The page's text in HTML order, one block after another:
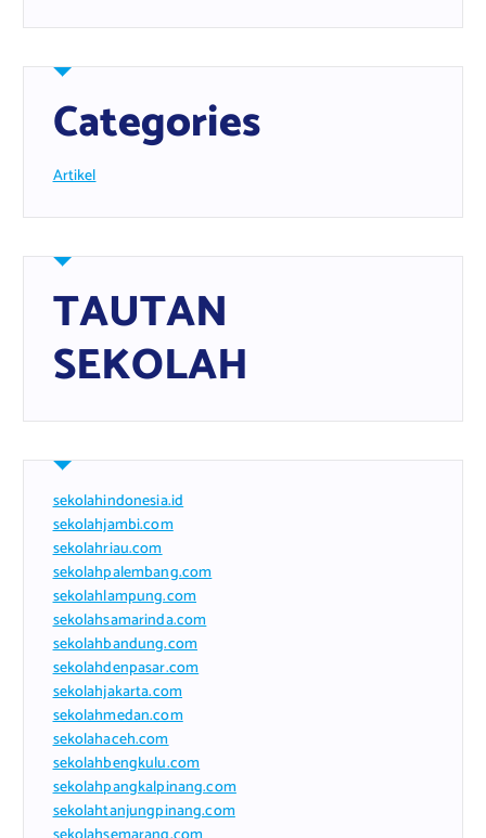
Categories
Artikel
TAUTAN
SEKOLAH
sekolahindonesia.id
sekolahjambi.com
sekolahriau.com
sekolahpalembang.com
sekolahlampung.com
sekolahsamarinda.com
sekolahbandung.com
sekolahdenpasar.com
sekolahjakarta.com
sekolahmedan.com
sekolahaceh.com
sekolahbengkulu.com
sekolahpangkalpinang.com
sekolahtanjungpinang.com